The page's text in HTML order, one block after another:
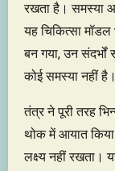
रखता है। समस्या
यह चिकित्सा
बन गया, उन संदर्भों
कोई समस्या नहीं है।
तंत्र ने पूरी तरह
थोक में आयात
लक्ष्य नहीं रखता।